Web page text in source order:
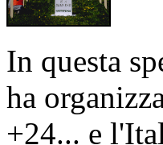
In questa
ha
+24... e